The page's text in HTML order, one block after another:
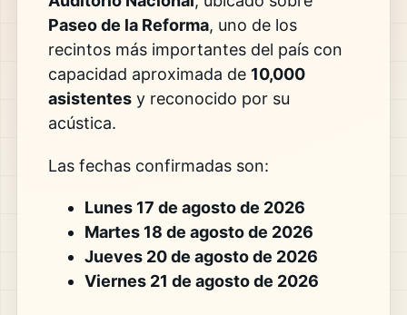
Paseo de la Reforma, uno de los
recintos más importantes del país con
capacidad aproximada de 10,000
asistentesy reconocido por su
acústica.
Las fechas confirmadas son:
Lunes 17 de agosto de 2026
Martes 18 de agosto de 2026
Jueves 20 de agosto de 2026
Viernes 21 de agosto de 2026